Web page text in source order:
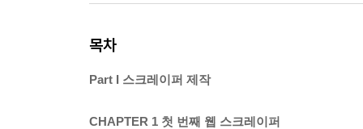
목차
Part I 스크레이퍼 제작
CHAPTER 1 첫 번째 웹 스크레이퍼